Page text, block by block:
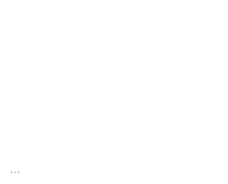
* * *